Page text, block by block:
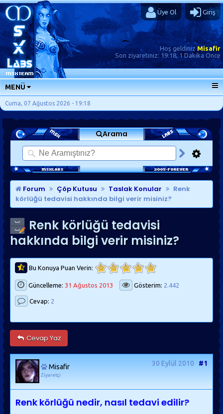
Üye Ol Giriş
Hoş geldinizMisafir
Son ziyaretiniz: 19:18, 1 Dakika Önce
MENÜ
ANA SAYFA
FORUMLAR
SORU-CEVAP
GÜNLÜKLER
SON MESAJLAR
KISAYOLLAR
Cuma, 07 Ağustos 2026 - 19:18
Arama
Forum Çöp Kutusu Taslak Konular
Renk
körlüğü tedavisi hakkında bilgi verir misiniz?
Renk körlüğü tedavisi
hakkında bilgi verir misiniz?
Bu Konuya Puan Verin:
Güncelleme: 31 Ağustos 2013 Gösterim: 2.442
Cevap: 2
Cevap Yaz
Misafir
Ziyaretçi
30 Eylül 2010 #1
Renk körlüğü nedir, nasıl tedavi edilir?